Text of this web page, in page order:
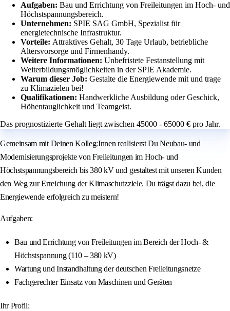
Aufgaben: Bau und Errichtung von Freileitungen im Hoch- und
Höchstspannungsbereich.
Unternehmen: SPIE SAG GmbH, Spezialist für
energietechnische Infrastruktur.
Vorteile: Attraktives Gehalt, 30 Tage Urlaub, betriebliche
Altersvorsorge und Firmenhandy.
Weitere Informationen: Unbefristete Festanstellung mit
Weiterbildungsmöglichkeiten in der SPIE Akademie.
Warum dieser Job: Gestalte die Energiewende mit und trage
zu Klimazielen bei!
Qualifikationen: Handwerkliche Ausbildung oder Geschick,
Höhentauglichkeit und Teamgeist.
Das prognostizierte Gehalt liegt zwischen 45000 - 65000 € pro Jahr.
Gemeinsam mit Deinen Kolleg:Innen realisierst Du Neubau- und
Modernisierungsprojekte von Freileitungen im Hoch- und
Höchstspannungsbereich bis 380 kV und gestaltest mit unseren Kunden
den Weg zur Erreichung der Klimaschutzziele. Du trägst dazu bei, die
Energiewende erfolgreich zu meistern!
Aufgaben:
Bau und Errichtung von Freileitungen im Bereich der Hoch- &
Höchstspannung (110 – 380 kV)
Wartung und Instandhaltung der deutschen Freileitungsnetze
Fachgerechter Einsatz von Maschinen und Geräten
Ihr Profil: